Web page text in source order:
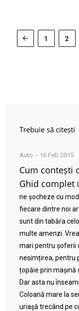
1 2
Trebuie să citești
Auto 16 Feb 2015
Cum contești
Ghid complet
ne șocheze cu
fiecare dintre noi
sunt din tabăra
multe amenzi.
mari pentru șoferii
nesimțirea, pentru
țopăie prin mașină
Dar asta nu
Coloană mare la
uriașă trecând pe